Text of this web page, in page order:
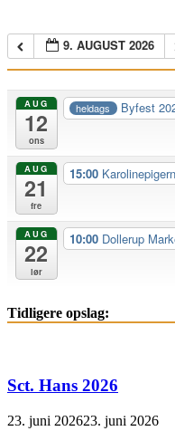
9. AUGUST 2026
AUG
12
ons
heldags Byfest
AUG
21
fre
15:00
AUG
22
lør
10:00 Dollerup
Tidligere opslag:
Sct. Hans 2026
23. juni 202623. juni 2026